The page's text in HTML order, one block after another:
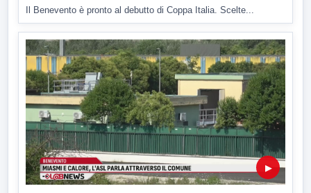
Il Benevento è pronto al debutto di Coppa Italia. Scelte...
▶